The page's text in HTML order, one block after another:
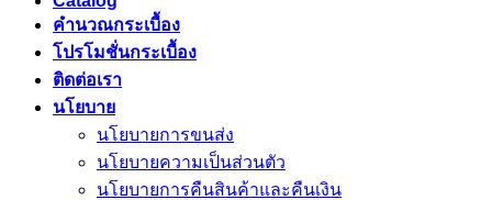
คำนวณกระเบื้อง
โปรโมชั่นกระเบื้อง
ติดต่อเรา
นโยบาย
นโยบายการขนส่ง
นโยบายความเป็นส่วนตัว
นโยบายการคืนสินค้าและคืนเงิน